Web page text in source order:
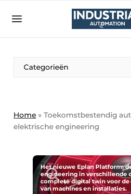
Aanmelden
Bedrijven
Bedrijven
Direct contact
Eigen content aanleveren
Home
Meest gelezen
Categorieën
Home » Toekomstbestendig
elektrische engineering
Het nieuwe Eplan Platform:
engineering in verschillende
complete digital twin voor
van machines en installaties.